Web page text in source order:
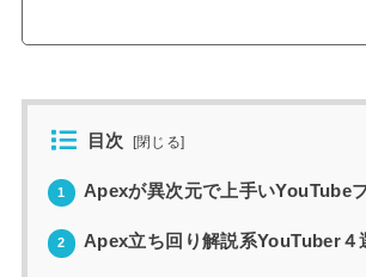
目次 [閉じる]
1 Apexが異次元で上手いYouTube
2 Apex立ち回り解説系YouTuber４